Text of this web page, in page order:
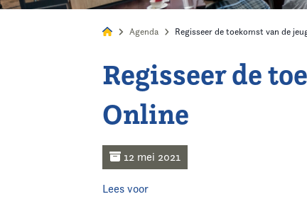
Agenda Regisseer de toekomst van de
Regisseer de
Online
12 mei 2021
Lees voor